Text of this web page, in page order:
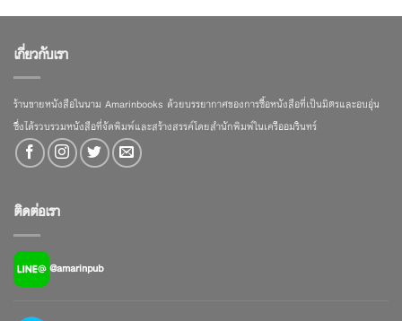
เกี่ยวกับเรา
ร้านขายหนังสือในนาม Amarinbooks ด้วยบรรยากาศของการซื้อหนังสือที่เป็นมิตรและอบอุ่น
ซึ่งได้รวบรวมหนังสือที่จัดพิมพ์และสร้างสรรค์โดยสำนักพิมพ์ในเครืออมรินทร์
ติดต่อเรา
@amarinpub